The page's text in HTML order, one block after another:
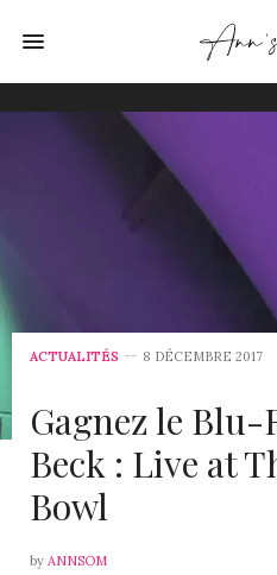
ACTUALITÉS 8 DÉCEMBRE 2017
Gagnez le Blu-
Beck : Live at
Bowl
by ANNSOM